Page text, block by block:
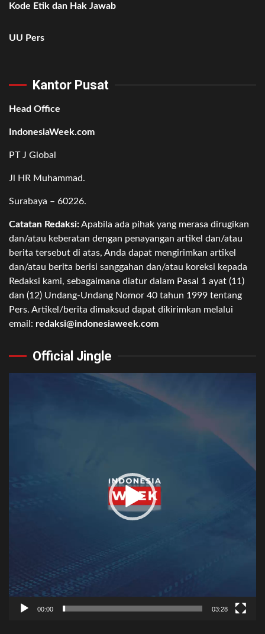
Kode Etik dan Hak Jawab
UU Pers
Kantor Pusat
Head Office
IndonesiaWeek.com
PT J Global
Jl HR Muhammad.
Surabaya – 60226.
Catatan Redaksi:Apabila ada pihak yang merasa dirugikan
dan/atau keberatan dengan penayangan artikel dan/atau
berita tersebut di atas, Anda dapat mengirimkan artikel
dan/atau berita berisi sanggahan dan/atau koreksi kepada
Redaksi kami, sebagaimana diatur dalam Pasal 1 ayat (11)
dan (12) Undang-Undang Nomor 40 tahun 1999 tentang
Pers. Artikel/berita dimaksud dapat dikirimkan melalui
email: redaksi@indonesiaweek.com
Official Jingle
00:00 03:28